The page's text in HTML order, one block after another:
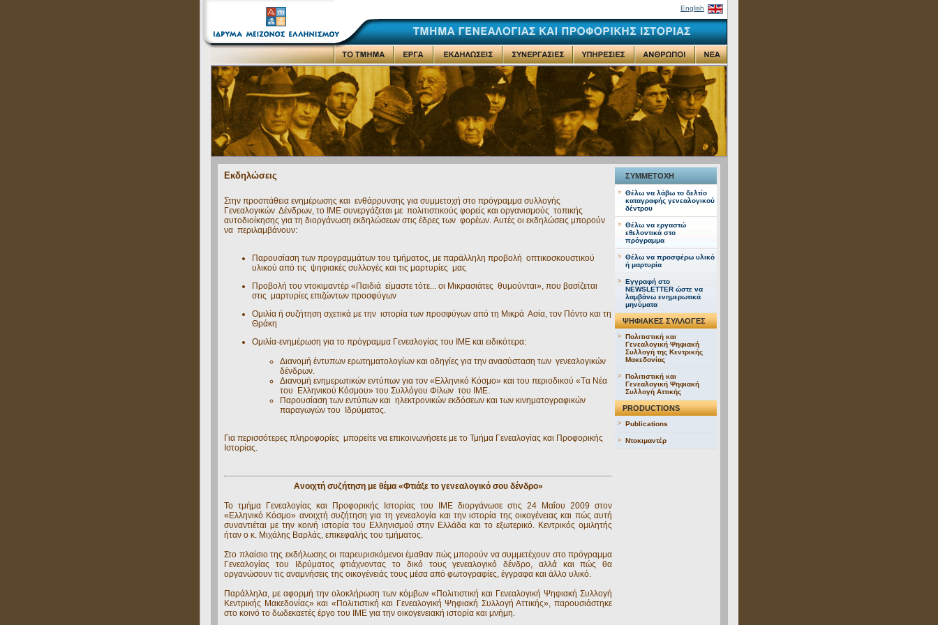
English
Εκδηλώσεις
Στην προσπάθεια ενημέρωσης και ενθάρρυνσης για συμμετοχή στο πρόγραμμα συλλογής
Γενεαλογικών Δένδρων, το IME συνεργάζεται με πολιτιστικούς φορείς και οργανισμούς τοπικής
αυτοδιοίκησης για τη διοργάνωση εκδηλώσεων στις έδρες των φορέων. Aυτές οι εκδηλώσεις μπορούν
να περιλαμβάνουν:
Παρουσίαση των προγραμμάτων του τμήματος, με παράλληλη προβολή οπτικοσκουστικού
υλικού από τις ψηφιακές συλλογές και τις μαρτυρίες μας
Προβολή του ντοκιμαντέρ «Παιδιά είμαστε τότε... οι Μικρασιάτες θυμούνται», που βασίζεται
στις μαρτυρίες επιζώντων προσφύγων
Ομιλία ή συζήτηση σχετικά με την ιστορία των προσφύγων από τη Μικρά Ασία, τον Πόντο και τη
Θράκη
Oμιλία-ενημέρωση για το πρόγραμμα Γενεαλογίας του IME και ειδικότερα:
Διανομή έντυπων ερωτηματολογίων και οδηγίες για την ανασύσταση των γενεαλογικών
δένδρων.
Διανομή ενημερωτικών εντύπων για τον «Eλληνικό Kόσμο» και του περιοδικού «Tα Nέα
του Eλληνικού Kόσμου» του Συλλόγου Φίλων του IME.
Παρουσίαση των εντύπων και ηλεκτρονικών εκδόσεων και των κινηματογραφικών
παραγωγών του Iδρύματος.
Για περισσότερες πληροφορίες μπορείτε να επικοινωνήσετε με το Τμήμα Γενεαλογίας και Προφορικής
Ιστορίας.
Ανοιχτή συζήτηση με θέμα «Φτιάξε το γενεαλογικό σου δένδρο»
Το τμήμα Γενεαλογίας και Προφορικής Ιστορίας του ΙΜΕ διοργάνωσε στις 24 Μαΐου 2009 στον
«Ελληνικό Κόσμο» ανοιχτή συζήτηση για τη γενεαλογία και την ιστορία της οικογένειας και πώς αυτή
συναντιέται με την κοινή ιστορία του Ελληνισμού στην Ελλάδα και το εξωτερικό. Κεντρικός ομιλητής
ήταν ο κ. Μιχάλης Βαρλάς, επικεφαλής του τμήματος.
Στο πλαίσιο της εκδήλωσης οι παρευρισκόμενοι έμαθαν πώς μπορούν να συμμετέχουν στο πρόγραμμα
Γενεαλογίας του Ιδρύματος φτιάχνοντας το δικό τους γενεαλογικό δένδρο, αλλά και πώς θα
οργανώσουν τις αναμνήσεις της οικογένειάς τους μέσα από φωτογραφίες, έγγραφα και άλλο υλικό.
Παράλληλα, με αφορμή την ολοκλήρωση των κόμβων «Πολιτιστική και Γενεαλογική Ψηφιακή Συλλογή
Κεντρικής Μακεδονίας» και «Πολιτιστική και Γενεαλογική Ψηφιακή Συλλογή Αττικής», παρουσιάστηκε
στο κοινό το δωδεκαετές έργο του ΙΜΕ για την οικογενειακή ιστορία και μνήμη.
ΣΥΜΜΕΤΟΧΗ
> Θέλω να λάβω το δελτίο
καταγραφής γενεαλογικού
δέντρου
> Θέλω να εργαστώ
εθελοντικά στο
πρόγραμμα
> Θέλω να προσφέρω υλικό
ή μαρτυρία
> Εγγραφή στo
NEWSLETTER ώστε να
λαμβάνω ενημερωτικά
μηνύματα
ΨΗΦΙΑΚΕΣ ΣΥΛΛΟΓΕΣ
> Πολιτιστική και
Γενεαλογική Ψηφιακή
Συλλογή της Κεντρικής
Μακεδονίας
> Πολιτιστική και
Γενεαλογική Ψηφιακή
Συλλογή Αττικής
PRODUCTIONS
> Publications
> Ντοκιμαντέρ